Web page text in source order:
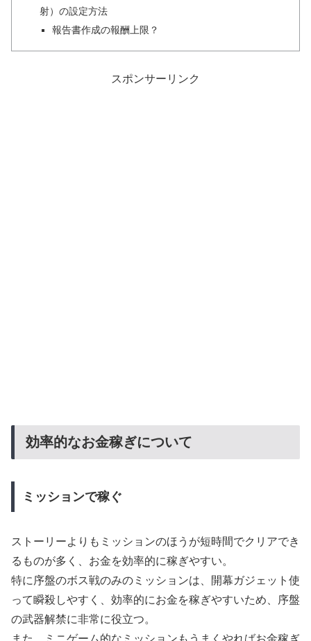
射）の設定方法
報告書作成の報酬上限？
スポンサーリンク
効率的なお金稼ぎについて
ミッションで稼ぐ
ストーリーよりもミッションのほうが短時間でクリアでき
るものが多く、お金を効率的に稼ぎやすい。
特に序盤のボス戦のみのミッションは、開幕ガジェット使
って瞬殺しやすく、効率的にお金を稼ぎやすいため、序盤
の武器解禁に非常に役立つ。
また、ミニゲーム的なミッションもうまくやればお金稼ぎ